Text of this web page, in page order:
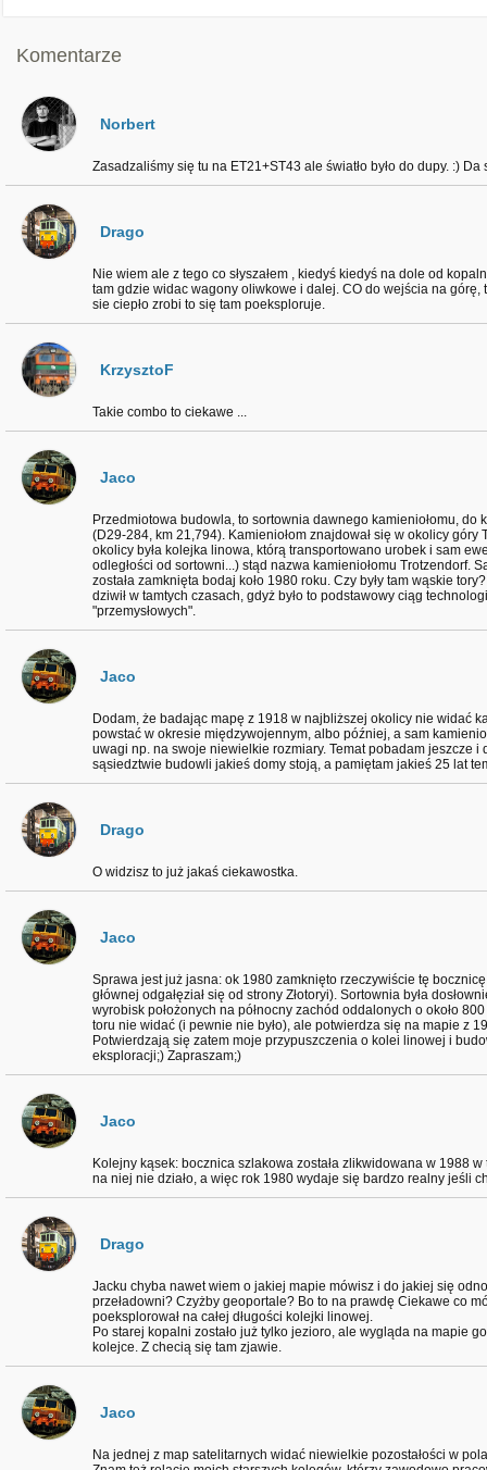
Komentarze
Norbert
Zasadzaliśmy się tu na ET21+ST43 ale światło było do dupy. :)
Drago
Nie wiem ale z tego co słyszałem , kiedyś kiedyś na dole od
tam gdzie widac wagony oliwkowe i dalej. CO do wejścia na
sie ciepło zrobi to się tam poeksploruje.
KrzysztoF
Takie combo to ciekawe ...
Jaco
Przedmiotowa budowla, to sortownia dawnego kamieniołomu,
(D29-284, km 21,794). Kamieniołom znajdował się w okolicy
okolicy była kolejka linowa, którą transportowano urobek i sam
odległości od sortowni...) stąd nazwa kamieniołomu Trotzendorf.
została zamknięta bodaj koło 1980 roku. Czy były tam wąskie
dziwił w tamtych czasach, gdyż było to podstawowy ciąg
"przemysłowych".
Jaco
Dodam, że badając mapę z 1918 w najbliższej okolicy nie widać
powstać w okresie międzywojennym, albo później, a sam
uwagi np. na swoje niewielkie rozmiary. Temat pobadam jeszcze
sąsiedztwie budowli jakieś domy stoją, a pamiętam jakieś 25 lat
Drago
O widzisz to już jakaś ciekawostka.
Jaco
Sprawa jest już jasna: ok 1980 zamknięto rzeczywiście tę
głównej odgałęział się od strony Złotoryi). Sortownia była
wyrobisk położonych na północny zachód oddalonych o około
toru nie widać (i pewnie nie było), ale potwierdza się na mapie z
Potwierdzają się zatem moje przypuszczenia o kolei linowej i
eksploracji;) Zapraszam;)
Jaco
Kolejny kąsek: bocznica szlakowa została zlikwidowana w 1988
na niej nie działo, a więc rok 1980 wydaje się bardzo realny jeśli
Drago
Jacku chyba nawet wiem o jakiej mapie mówisz i do jakiej się
przeładowni? Czyżby geoportale? Bo to na prawdę Ciekawe co
poeksplorował na całej długości kolejki linowej.
Po starej kopalni zostało już tylko jezioro, ale wygląda na mapie
kolejce. Z checią się tam zjawie.
Jaco
Na jednej z map satelitarnych widać niewielkie pozostałości w